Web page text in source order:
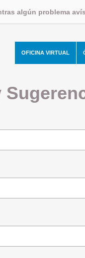
algún problema
OFICINA VIRTUAL